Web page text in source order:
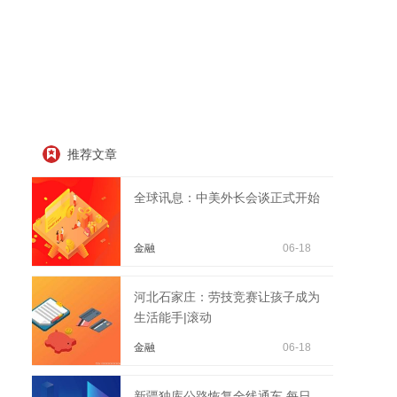
推荐文章
全球讯息：中美外长会谈正式开始
金融 06-18
河北石家庄：劳技竞赛让孩子成为
生活能手|滚动
金融 06-18